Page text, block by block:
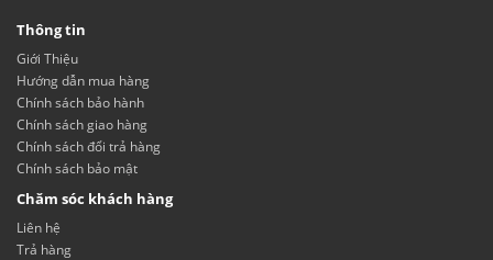
Thông tin
Giới Thiệu
Hướng dẫn mua hàng
Chính sách bảo hành
Chính sách giao hàng
Chính sách đổi trả hàng
Chính sách bảo mật
Chăm sóc khách hàng
Liên hệ
Trả hàng